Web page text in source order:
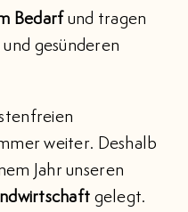
Bedarf und tragen
gesünderen
weiter. Deshalb
Jahr unseren
gelegt.